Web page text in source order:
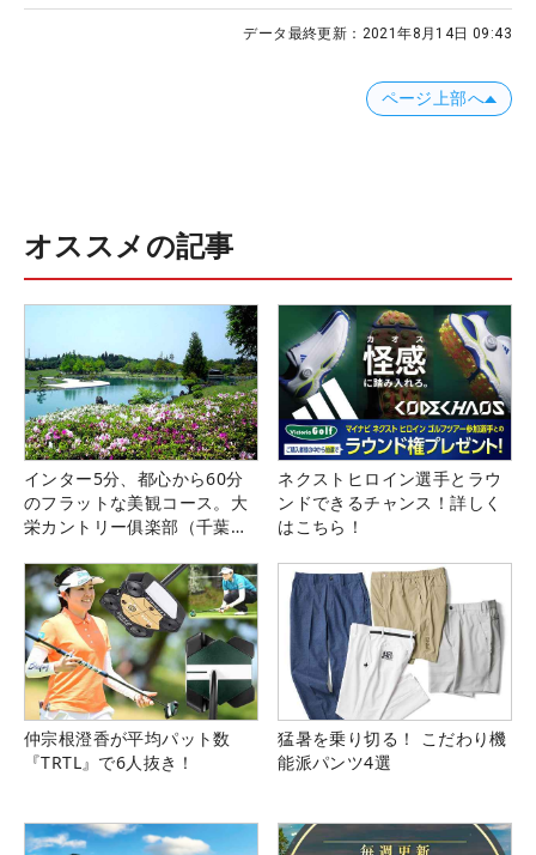
データ最終更新： 2021年8月14日 09:43
ページ上部へ
オススメの記事
インター5分、都心から60分
のフラットな美観コース。大
栄カントリー俱楽部（千葉
ネクストヒロイン選手とラウ
ンドできるチャンス！詳しく
はこちら！
仲宗根澄香が平均パット数
『TRTL』で6人抜き！
猛暑を乗り切る！ こだわり機
能派パンツ4選